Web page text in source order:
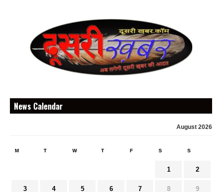
News Calendar
August 2026
M T W T F S S
1 2
3 4 5 6 7 8 9